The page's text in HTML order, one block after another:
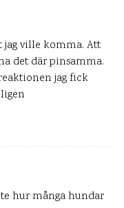
jag ville komma. Att
det där pinsamma.
jag fick
hur många hundar